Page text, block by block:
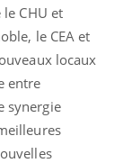
CHU et
le CEA et
locaux
entre
synergie